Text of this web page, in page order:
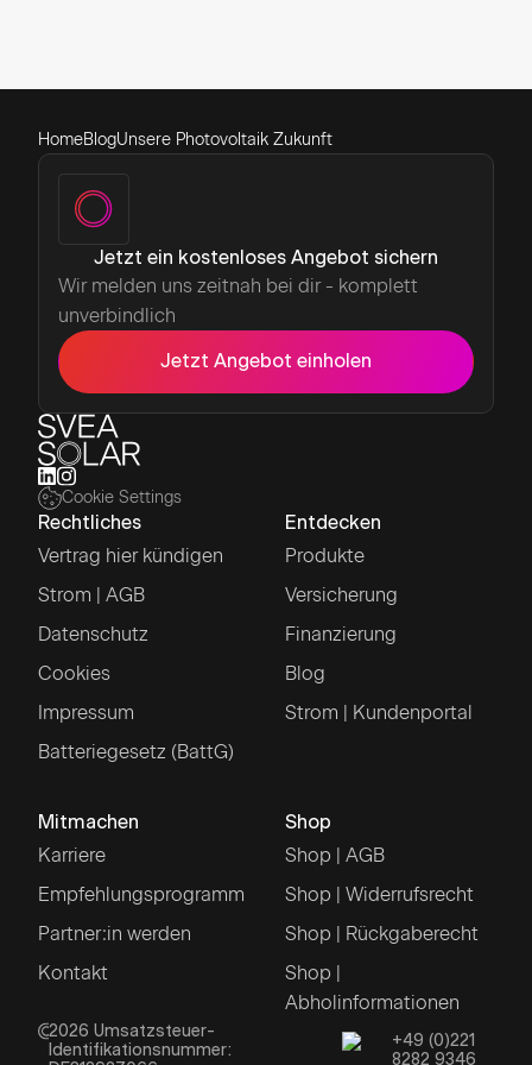
HomeBlogUnsere Photovoltaik Zukunft
Jetzt ein kostenloses Angebot sichern
Wir melden uns zeitnah bei dir - komplett
unverbindlich
Jetzt Angebot einholen
Cookie Settings
Rechtliches
Vertrag hier kündigen
Strom | AGB
Datenschutz
Cookies
Impressum
Batteriegesetz (BattG)
Entdecken
Produkte
Versicherung
Finanzierung
Blog
Strom | Kundenportal
Mitmachen
Karriere
Empfehlungsprogramm
Partner:in werden
Kontakt
Shop
Shop | AGB
Shop | Widerrufsrecht
Shop | Rückgaberecht
Shop |
Abholinformationen
2026 Umsatzsteuer-
Identifikationsnummer:
+49 (0)221
8282 9346